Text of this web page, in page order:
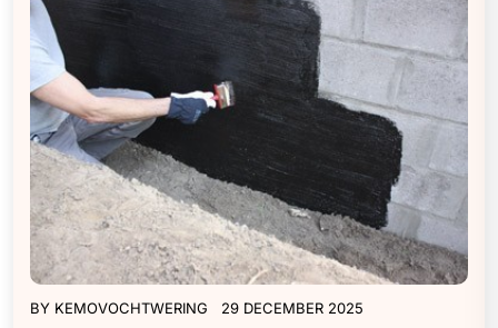
BY KEMOVOCHTWERING 29 DECEMBER 2025